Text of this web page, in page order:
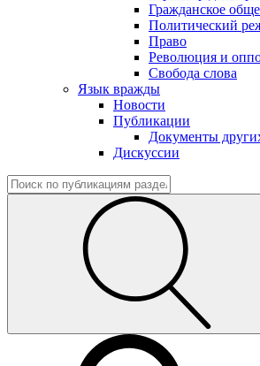
Гражданское
Политический
Право
Революция и
Свобода слова
Язык вражды
Новости
Публикации
Документы
Дискуссии